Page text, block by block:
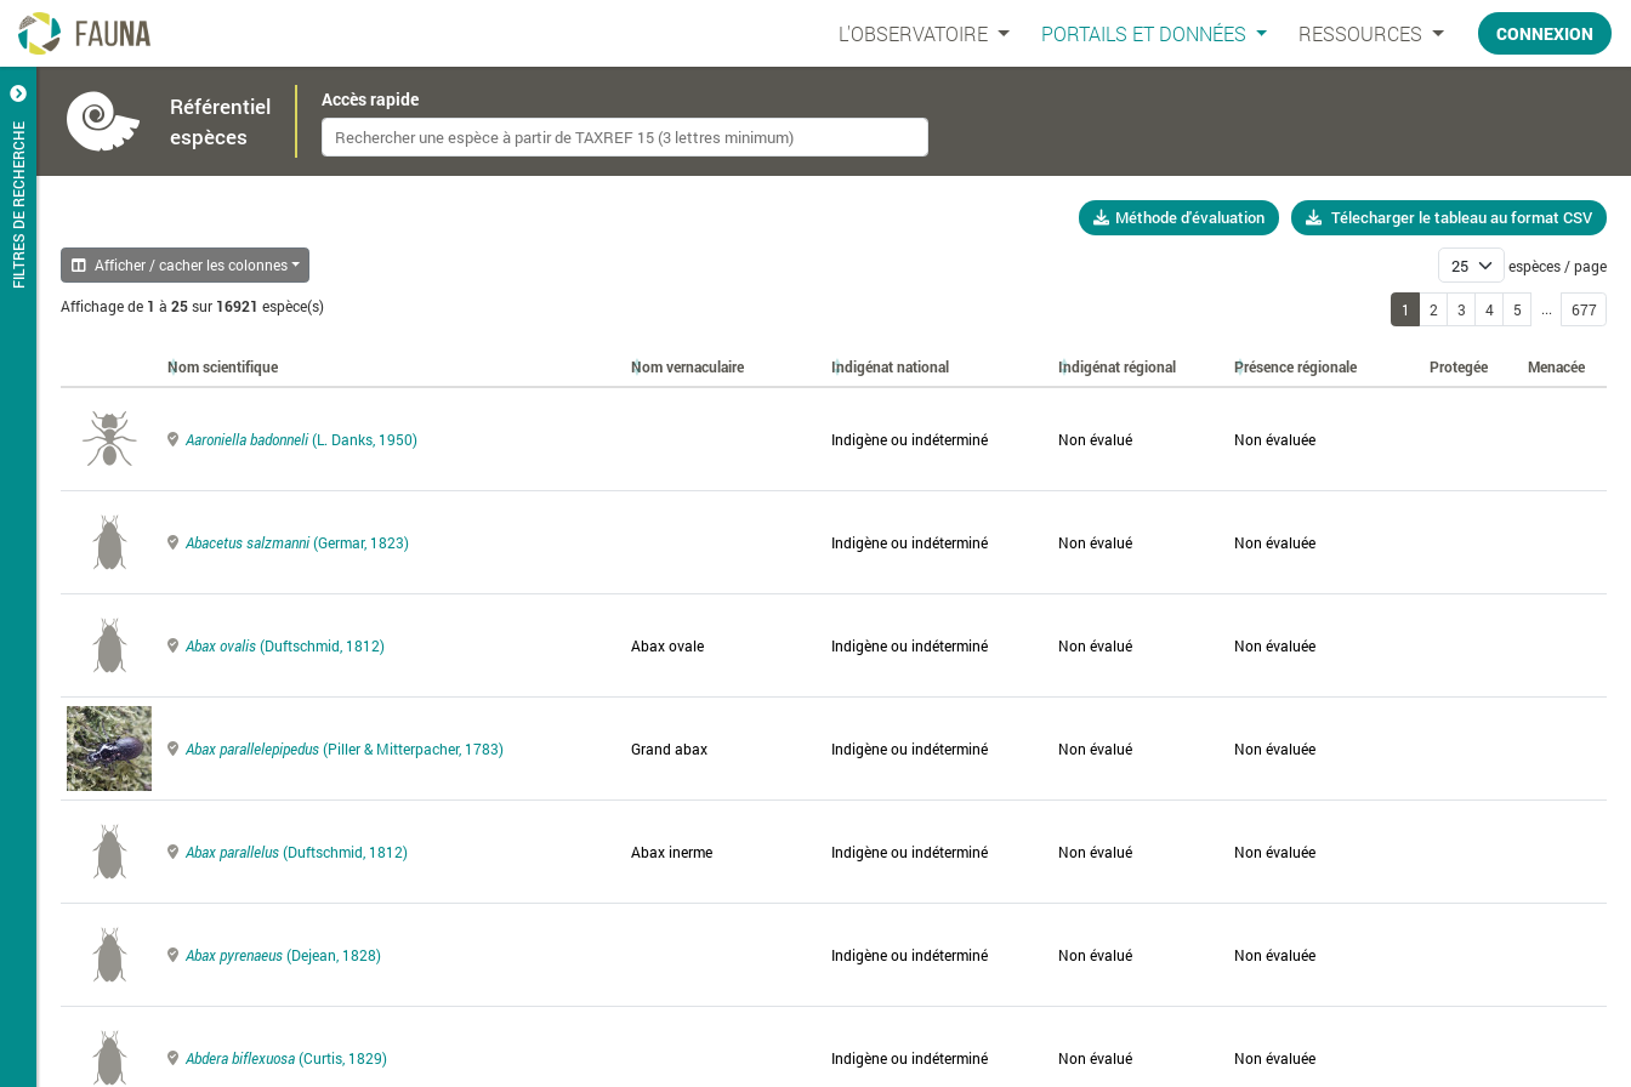
L'OBSERVATOIRE PORTAILS ET DONNÉES RESSOURCES CONNEXION
FILTRES DE RECHERCHE
Référentiel
espèces
Accès rapide
Méthode d'évaluation Télecharger le tableau au format CSV
Afficher / cacher les colonnes
Affichage de 1 à 25sur 16921 espèce(s)
espèces / page
1 2 3 4 5 ... 677
Nom scientifique Nom vernaculaire Indigénat national Indigénat régional Présence régionale Protegée Menacée
Aaroniella badonneli(L. Danks, 1950) Indigène ou indéterminé Non évalué Non évaluée
Abacetus salzmanni(Germar, 1823) Indigène ou indéterminé Non évalué Non évaluée
Abax ovalis(Duftschmid, 1812) Abax ovale Indigène ou indéterminé Non évalué Non évaluée
Abax parallelepipedus(Piller & Mitterpacher, 1783) Grand abax Indigène ou indéterminé Non évalué Non évaluée
Abax parallelus(Duftschmid, 1812) Abax inerme Indigène ou indéterminé Non évalué Non évaluée
Abax pyrenaeus(Dejean, 1828) Indigène ou indéterminé Non évalué Non évaluée
Abdera biflexuosa(Curtis, 1829) Indigène ou indéterminé Non évalué Non évaluée